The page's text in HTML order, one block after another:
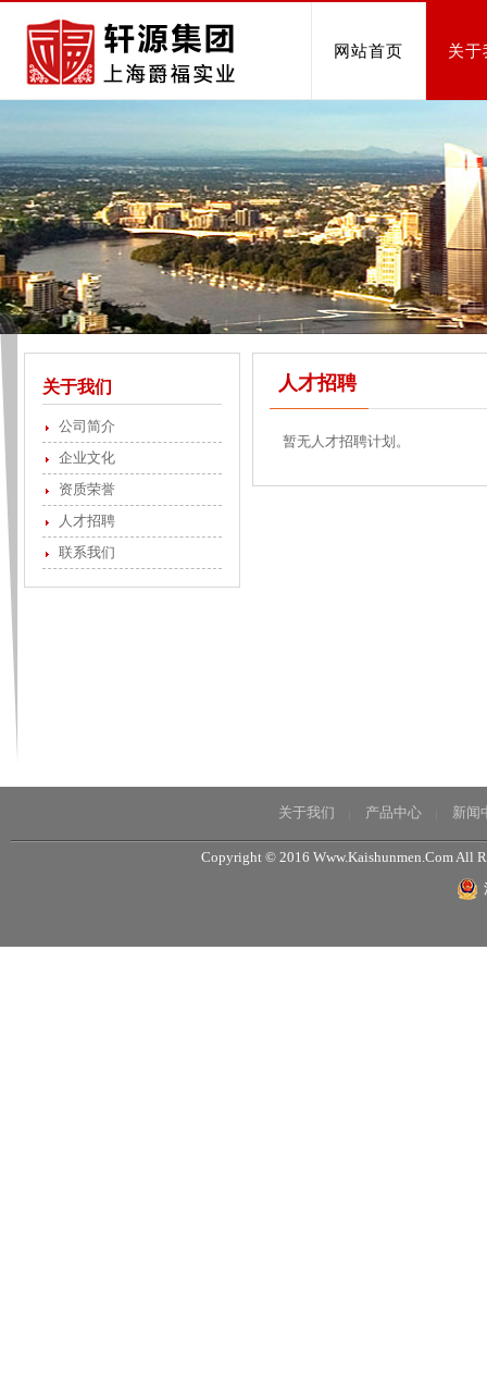
网站首页 关于
关于我们
公司简介
企业文化
资质荣誉
人才招聘
联系我们
人才招聘
暂无人才招聘计划。
关于我们 产品中心 新闻
Copyright © 2016 Www.Kaishunmen.Com All